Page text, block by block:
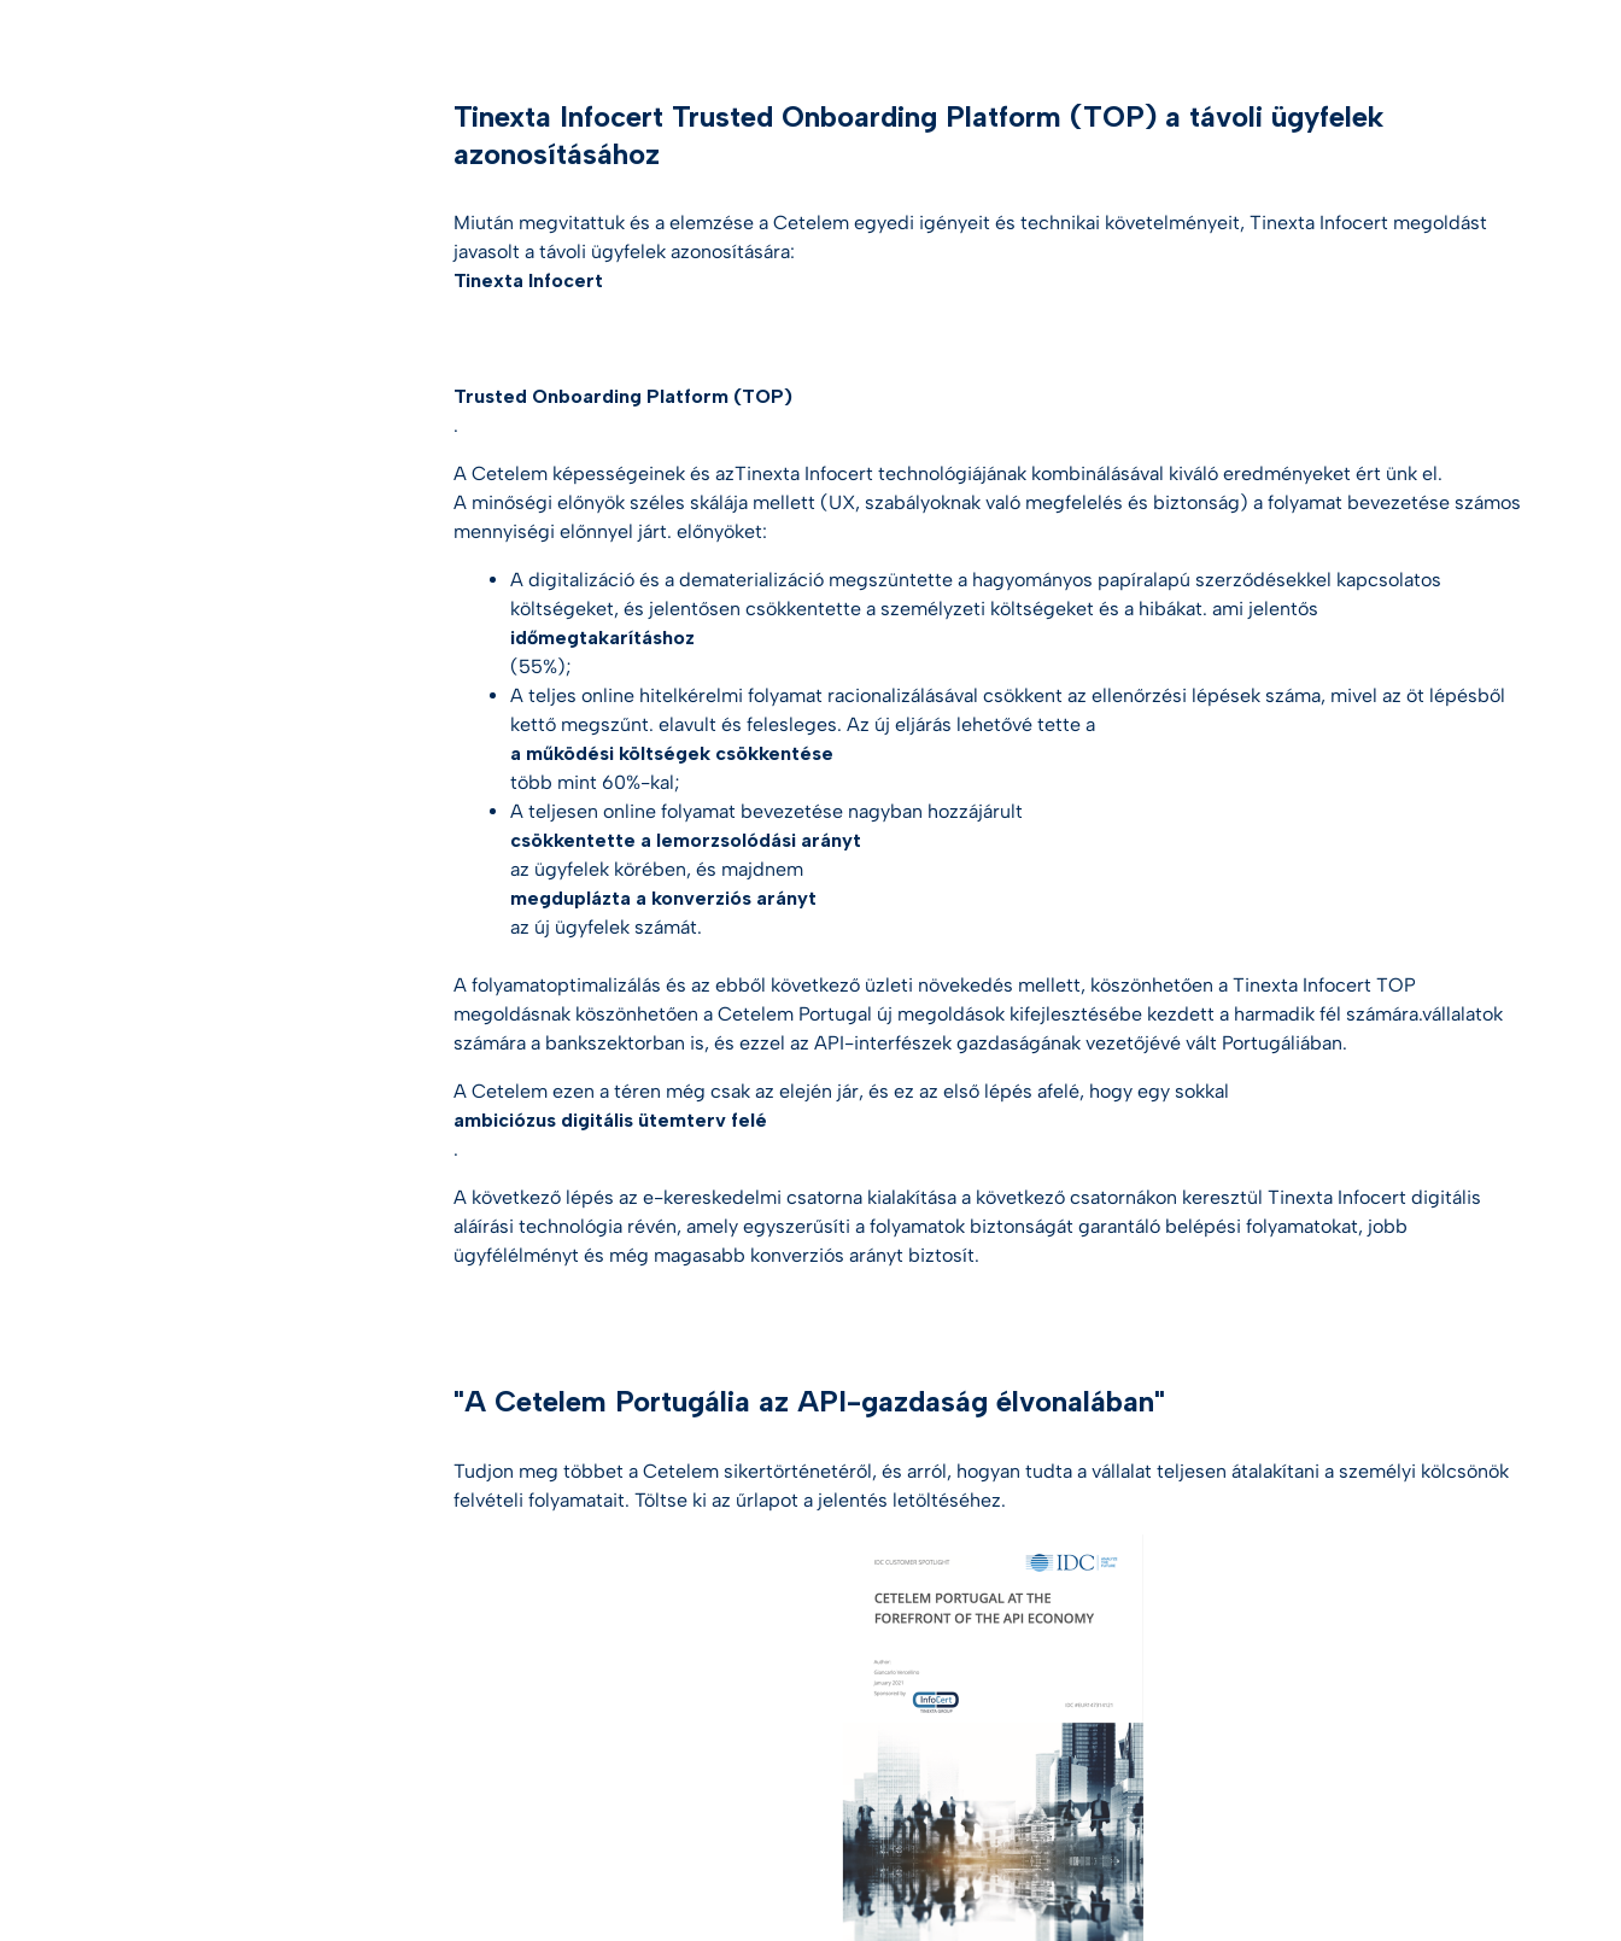
Tinexta Infocert Trusted Onboarding Platform (TOP) a távoli ügyfelek
azonosításához
Miután megvitattuk és a elemzése a Cetelem egyedi igényeit és technikai követelményeit, Tinexta Infocert megoldást
javasolt a távoli ügyfelek azonosítására:
Tinexta Infocert
Trusted Onboarding Platform (TOP)
.
A Cetelem képességeinek és azTinexta Infocert technológiájának kombinálásával kiváló eredményeket ért ünk el.
A minőségi előnyök széles skálája mellett (UX, szabályoknak való megfelelés és biztonság) a folyamat bevezetése számos
mennyiségi előnnyel járt. előnyöket:
A digitalizáció és a dematerializáció megszüntette a hagyományos papíralapú szerződésekkel kapcsolatos
költségeket, és jelentősen csökkentette a személyzeti költségeket és a hibákat. ami jelentős
időmegtakarításhoz
(55%);
A teljes online hitelkérelmi folyamat racionalizálásával csökkent az ellenőrzési lépések száma, mivel az öt lépésből
kettő megszűnt. elavult és felesleges. Az új eljárás lehetővé tette a
a működési költségek csökkentése
több mint 60%-kal;
A teljesen online folyamat bevezetése nagyban hozzájárult
csökkentette a lemorzsolódási arányt
az ügyfelek körében, és majdnem
megduplázta a konverziós arányt
az új ügyfelek számát.
A folyamatoptimalizálás és az ebből következő üzleti növekedés mellett, köszönhetően a Tinexta Infocert TOP
megoldásnak köszönhetően a Cetelem Portugal új megoldások kifejlesztésébe kezdett a harmadik fél számára.vállalatok
számára a bankszektorban is, és ezzel az API-interfészek gazdaságának vezetőjévé vált Portugáliában.
A Cetelem ezen a téren még csak az elején jár, és ez az első lépés afelé, hogy egy sokkal
ambiciózus digitális ütemterv felé
.
A következő lépés az e-kereskedelmi csatorna kialakítása a következő csatornákon keresztül Tinexta Infocert digitális
aláírási technológia révén, amely egyszerűsíti a folyamatok biztonságát garantáló belépési folyamatokat, jobb
ügyfélélményt és még magasabb konverziós arányt biztosít.
"A Cetelem Portugália az API-gazdaság élvonalában"
Tudjon meg többet a Cetelem sikertörténetéről, és arról, hogyan tudta a vállalat teljesen átalakítani a személyi kölcsönök
felvételi folyamatait. Töltse ki az űrlapot a jelentés letöltéséhez.